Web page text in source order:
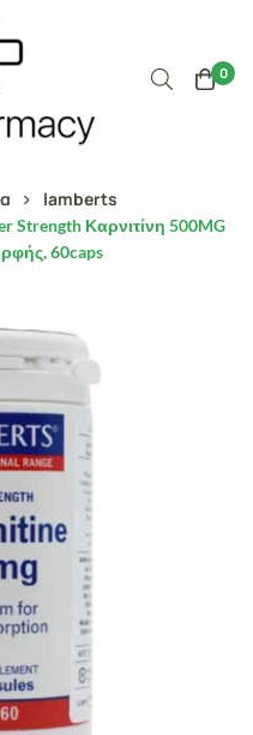
0
lamberts
Strength Καρνιτίνη 500MG
60caps